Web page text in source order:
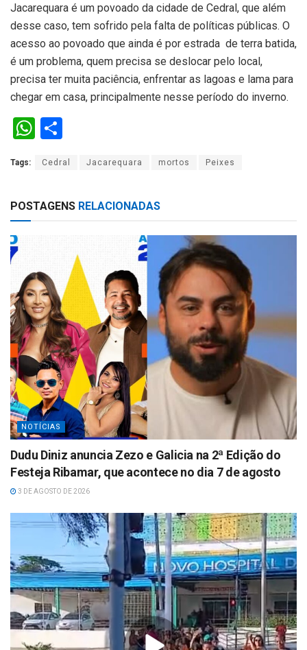
Jacarequara é um povoado da cidade de Cedral, que além
desse caso, tem sofrido pela falta de políticas públicas. O
acesso ao povoado que ainda é por estrada de terra batida,
é um problema, quem precisa se deslocar pelo local,
precisa ter muita paciência, enfrentar as lagoas e lama para
chegar em casa, principalmente nesse período do inverno.
W
at
A
ar
Tags: Cedral Jacarequara mortos Peixes
POSTAGENS RELACIONADAS
NOTÍCIAS
Dudu Diniz anuncia Zezo e Galicia na 2ª Edição do
Festeja Ribamar, que acontece no dia 7 de agosto
3 DE AGOSTO DE 2026